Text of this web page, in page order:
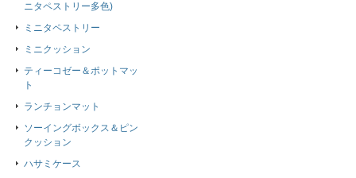
ニタペストリー多色)
ミニタペストリー
ミニクッション
ティーコゼー＆ポットマッ
ト
ランチョンマット
ソーイングボックス＆ピン
クッション
ハサミケース